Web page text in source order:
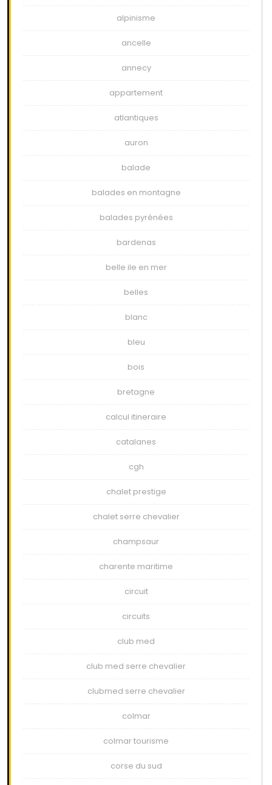
alpinisme
ancelle
annecy
appartement
atlantiques
auron
balade
balades en montagne
balades pyrénées
bardenas
belle ile en mer
belles
blanc
bleu
bois
bretagne
calcul itineraire
catalanes
cgh
chalet prestige
chalet serre chevalier
champsaur
charente maritime
circuit
circuits
club med
club med serre chevalier
clubmed serre chevalier
colmar
colmar tourisme
corse du sud